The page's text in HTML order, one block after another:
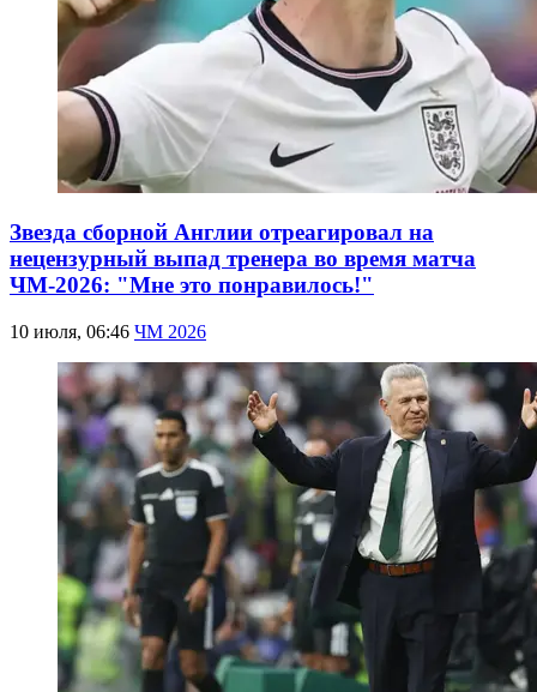
Звезда сборной Англии отреагировал на
нецензурный выпад тренера во время матча
ЧМ-2026: "Мне это понравилось!"
10 июля, 06:46 ЧМ 2026